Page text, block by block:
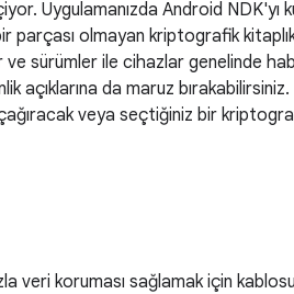
Uygulamanızda Android NDK'yı
parçası olmayan kriptografik
ve sürümler ile cihazlar genelinde
açıklarına da maruz
veya seçtiğiniz bir
veri koruması sağlamak için